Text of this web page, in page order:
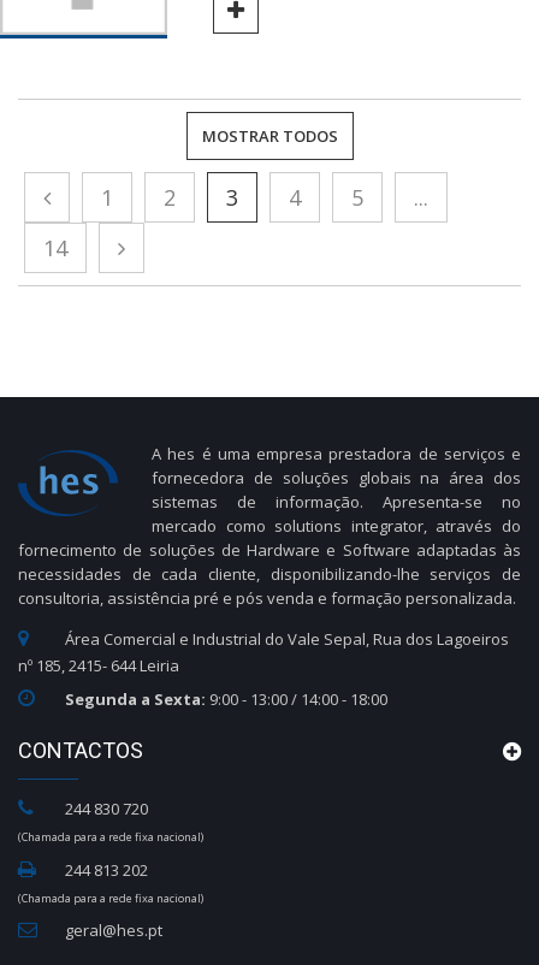
MOSTRAR TODOS
1 2 3 4 5
...
14
A hes é uma empresa prestadora de serviços e
fornecedora de soluções globais na área dos
sistemas de informação. Apresenta-se no
mercado como solutions integrator, através do
fornecimento de soluções de Hardware e Software adaptadas às
necessidades de cada cliente, disponibilizando-lhe serviços de
consultoria, assistência pré e pós venda e formação personalizada.
Área Comercial e Industrial do Vale Sepal, Rua dos Lagoeiros
nº 185, 2415- 644 Leiria
Segunda a Sexta: 9:00 - 13:00 / 14:00 - 18:00
CONTACTOS
244 830 720
(Chamada para a rede fixa nacional)
244 813 202
(Chamada para a rede fixa nacional)
geral@hes.pt